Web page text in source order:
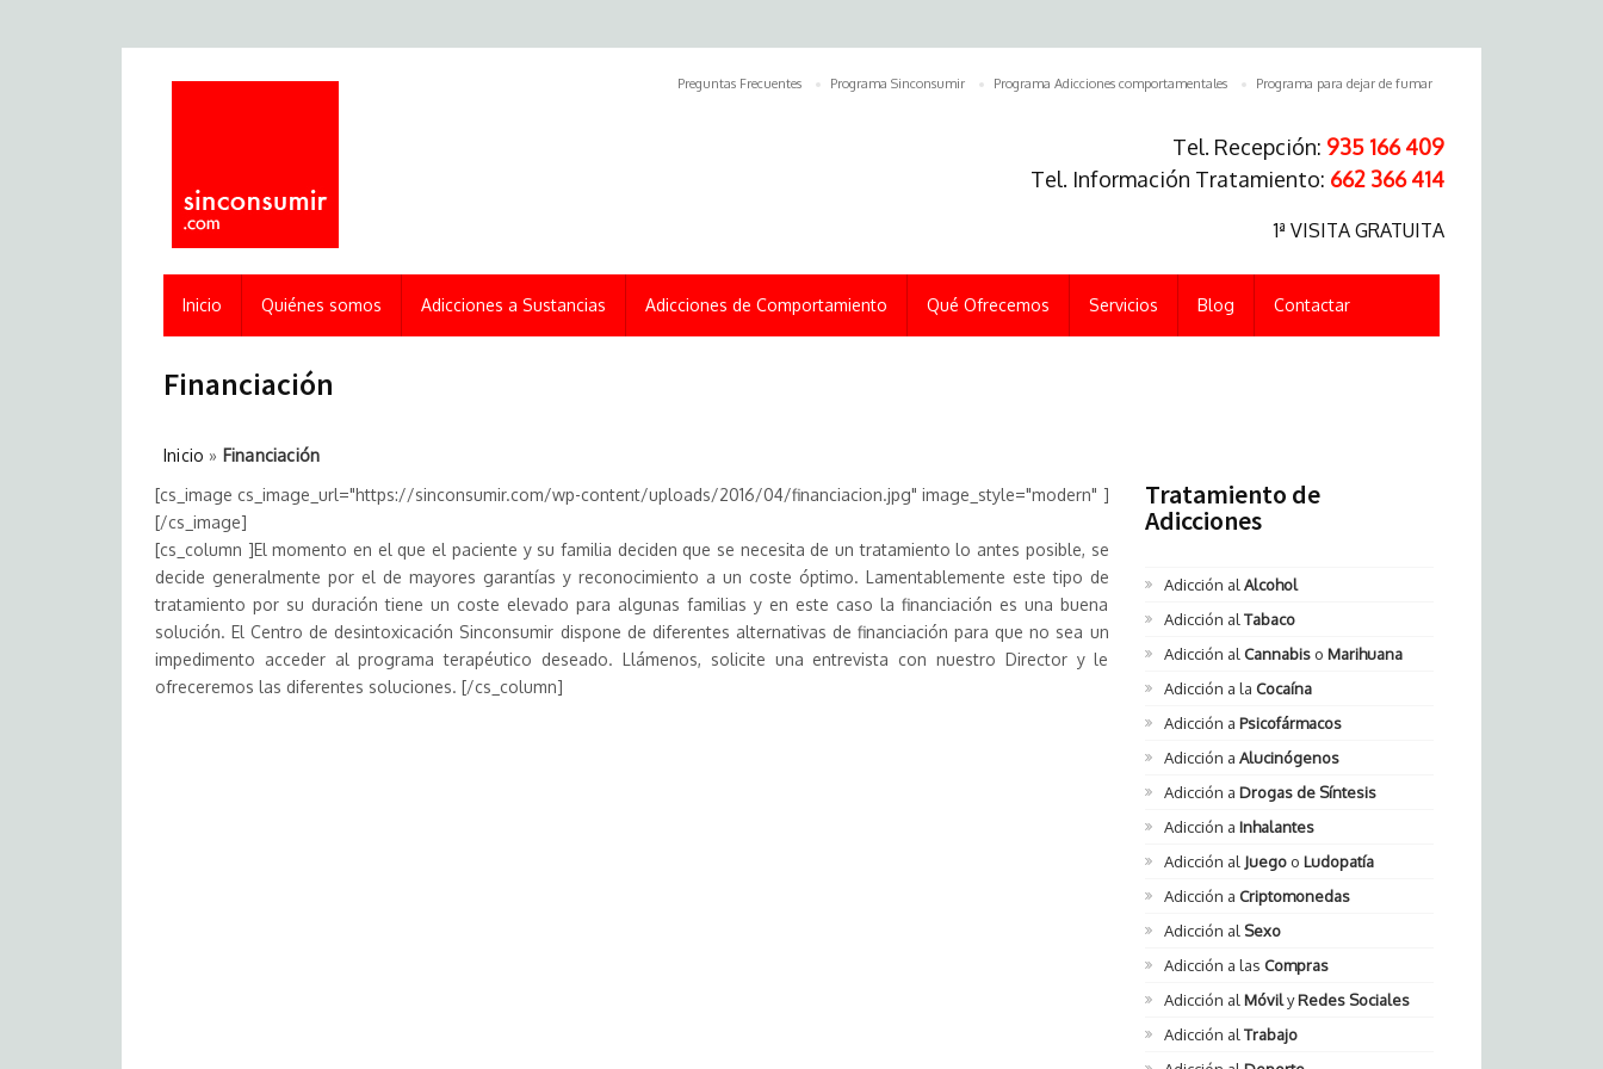
Preguntas Frecuentes Programa Sinconsumir Programa Adicciones comportamentales Programa para dejar de fumar
Tel. Recepción: 935 166 409
Tel. Información Tratamiento: 662 366 414
1ª VISITA GRATUITA
Inicio Quiénes somos Adicciones a Sustancias Adicciones de Comportamiento Qué Ofrecemos Servicios Blog Contactar
Financiación
Inicio » Financiación
[cs_image cs_image_url="https://sinconsumir.com/wp-content/uploads/2016/04/financiacion.jpg" image_style="modern" ]
[/cs_image]
[cs_column ]El momento en el que el paciente y su familia deciden que se necesita de un tratamiento lo antes posible, se
decide generalmente por el de mayores garantías y reconocimiento a un coste óptimo. Lamentablemente este tipo de
tratamiento por su duración tiene un coste elevado para algunas familias y en este caso la financiación es una buena
solución. El Centro de desintoxicación Sinconsumir dispone de diferentes alternativas de financiación para que no sea un
impedimento acceder al programa terapéutico deseado. Llámenos, solicite una entrevista con nuestro Director y le
ofreceremos las diferentes soluciones. [/cs_column]
Tratamiento de
Adicciones
Adicción al Alcohol
Adicción al Tabaco
Adicción al Cannabiso Marihuana
Adicción a la Cocaína
Adicción a Psicofármacos
Adicción a Alucinógenos
Adicción a Drogas de Síntesis
Adicción a Inhalantes
Adicción al Juegoo Ludopatía
Adicción a Criptomonedas
Adicción al Sexo
Adicción a las Compras
Adicción al MóvilyRedes Sociales
Adicción al Trabajo